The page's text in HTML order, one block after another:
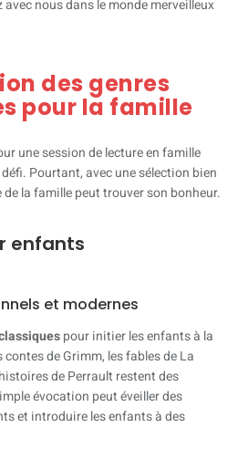
nous dans le monde merveilleux
des genres
pour la famille
une session de lecture en famille
Pourtant, avec une sélection bien
de la famille peut trouver son bonheur.
enfants
et modernes
pour initier les enfants à la
de Grimm, les fables de La
de Perrault restent des
évocation peut éveiller des
et introduire les enfants à des